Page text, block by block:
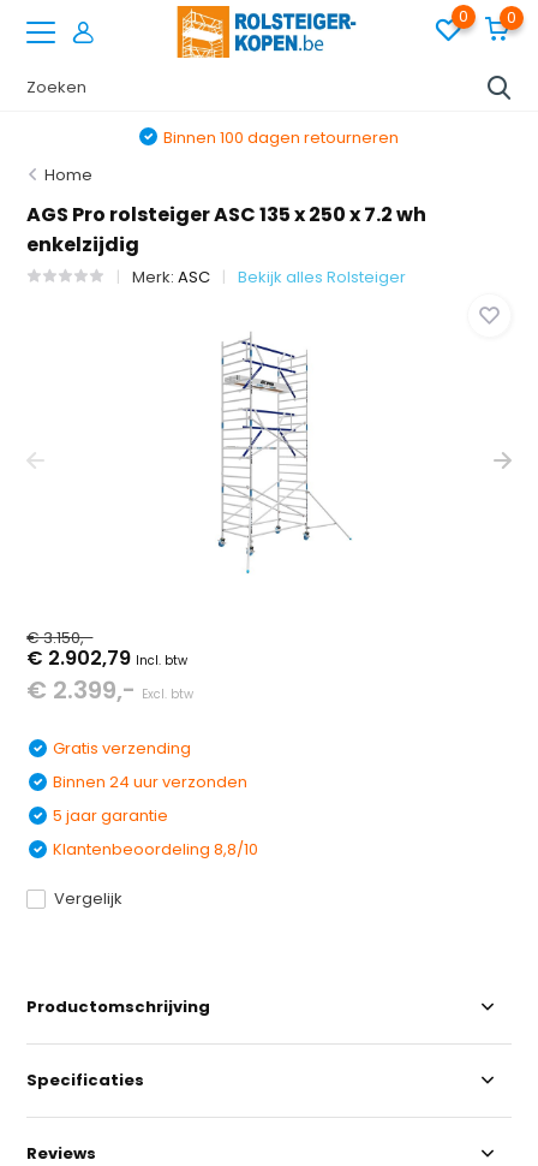
0 0
Binnen 100 dagen retourneren
Home
AGS Pro rolsteiger ASC 135 x 250 x 7.2 wh
enkelzijdig
Merk:ASC Bekijk alles Rolsteiger
€ 3.150,-
€ 2.902,79 Incl. btw
€ 2.399,- Excl. btw
Gratis verzending
Binnen 24 uur verzonden
5 jaar garantie
Klantenbeoordeling 8,8/10
Vergelijk
Productomschrijving
Specificaties
Reviews